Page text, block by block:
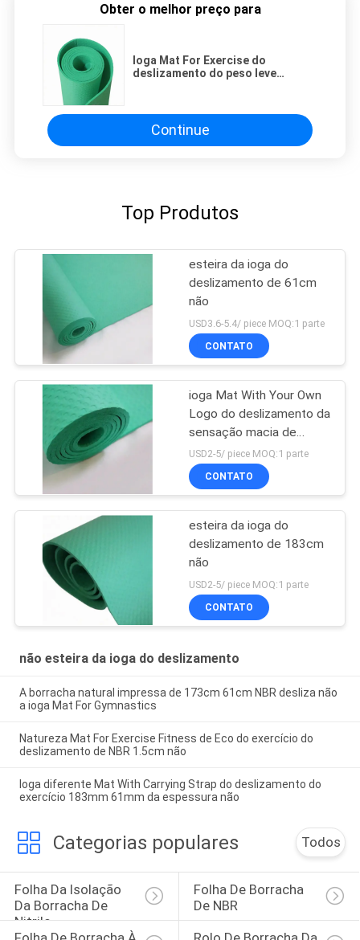
Obter o melhor preço para
Ioga Mat For Exercise do
deslizamento do peso leve
Continue
Top Produtos
esteira da ioga do
deslizamento de 61cm
não
USD3.6-5.4/ piece MOQ:1 parte
CONTATO
ioga Mat With Your Own
Logo do deslizamento da
sensação macia de
0.5mm anti
USD2-5/ piece MOQ:1 parte
CONTATO
esteira da ioga do
deslizamento de 183cm
não
USD2-5/ piece MOQ:1 parte
CONTATO
não esteira da ioga do deslizamento
A borracha natural impressa de 173cm 61cm NBR desliza não
a ioga Mat For Gymnastics
Natureza Mat For Exercise Fitness de Eco do exercício do
deslizamento de NBR 1.5cm não
Ioga diferente Mat With Carrying Strap do deslizamento do
exercício 183mm 61mm da espessura não
Categorias populares Todos
Folha Da Isolação
Da Borracha De
Nitrilo
Folha De Borracha
De NBR